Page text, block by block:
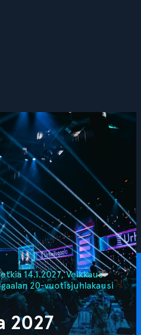
14.1.2027, Veikkaus
20-vuotisjuhlakausi
2027